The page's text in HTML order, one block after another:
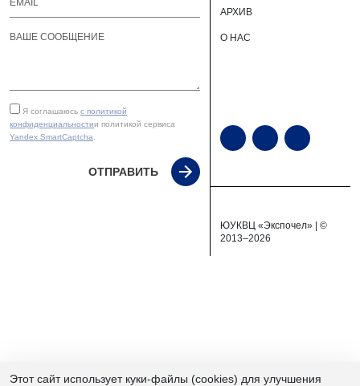
Я соглашаюсь с политикой
конфиденциальностии политикой сервиса
Yandex SmartCaptcha.
ОТПРАВИТЬ
АРХИВ
О НАС
ЮУКВЦ «Экспочел» | ©
2013–2026
Этот сайт использует куки-файлы (cookies) для улучшения